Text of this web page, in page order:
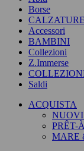
Borse
CALZATURE
Accessori
BAMBINI
Collezioni
Z.Immerse
Saldi
ACQUISTA
PRÊT-
MARE